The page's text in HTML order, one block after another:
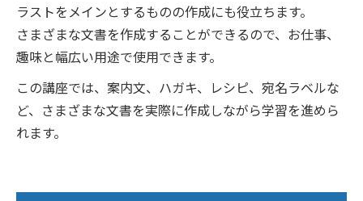
ラストをメインとするものの作成にも役立ちます。
さまざまな文書を作成することができるので、お仕事、
趣味と幅広い用途で使用できます。
この講座では、案内文、ハガキ、レシピ、宛名ラベルな
ど、さまざまな文書を実際に作成しながら学習を進めら
れます。